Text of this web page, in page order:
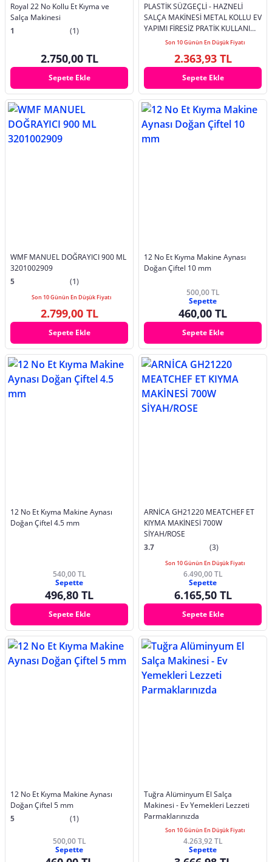
Royal 22 No Kollu Et Kıyma ve
Salça Makinesi
1
(1)
2.750,00 TL
Sepete Ekle
PLASTİK SÜZGEÇLİ - HAZNELİ
SALÇA MAKİNESİ METAL KOLLU EV
YAPIMI FİRESİZ PRATİK KULLANIM
BRKT-312007
Son 10 Günün En Düşük Fiyatı
2.363,93 TL
Sepete Ekle
WMF MANUEL DOĞRAYICI 900 ML
3201002909
5
(1)
Son 10 Günün En Düşük Fiyatı
2.799,00 TL
Sepete Ekle
12 No Et Kıyma Makine Aynası
Doğan Çiftel 10 mm
500,00 TL
Sepette
460,00 TL
Sepete Ekle
12 No Et Kıyma Makine Aynası
Doğan Çiftel 4.5 mm
540,00 TL
Sepette
496,80 TL
Sepete Ekle
ARNİCA GH21220 MEATCHEF ET
KIYMA MAKİNESİ 700W
SİYAH/ROSE
3.7
(3)
Son 10 Günün En Düşük Fiyatı
6.490,00 TL
Sepette
6.165,50 TL
Sepete Ekle
12 No Et Kıyma Makine Aynası
Doğan Çiftel 5 mm
5
(1)
500,00 TL
Sepette
Tuğra Alüminyum El Salça
Makinesi - Ev Yemekleri Lezzeti
Parmaklarınızda
Son 10 Günün En Düşük Fiyatı
4.263,92 TL
Sepette